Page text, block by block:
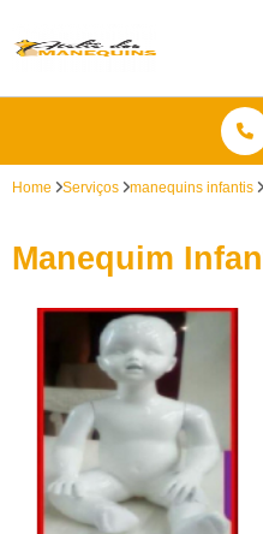
Home Serviços manequins infantis
Manequim